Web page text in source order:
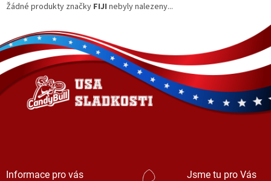
Žádné produkty značky FIJI nebyly nalezeny...
á
p
a
í
Informace pro vás Jsme tu pro Vás